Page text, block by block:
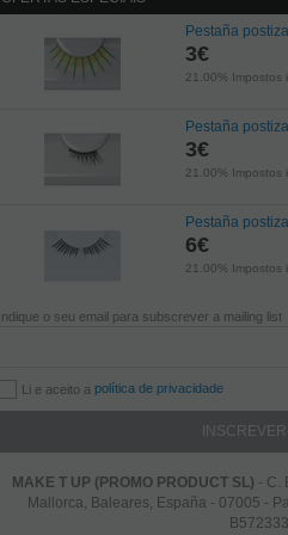
Pestaña
3€
21.00% Impostos
Pestaña
3€
21.00% Impostos
Pestaña
6€
21.00% Impostos
o seu email para subscrever a mailing list
Li e aceito a política de privacidade
MAKE T UP (PROMO PRODUCT SL) - C.
Mallorca, Baleares, España - 07005 -